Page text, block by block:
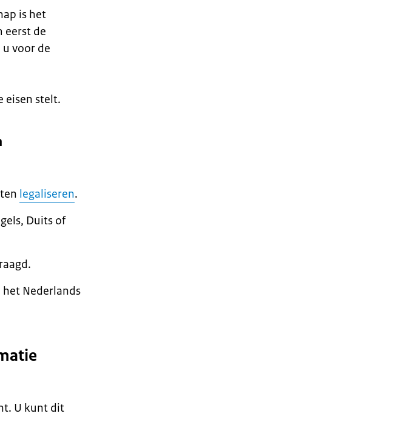
is het
eerst de
voor de
eisen stelt.
legaliseren.
Duits of
Nederlands
U kunt dit